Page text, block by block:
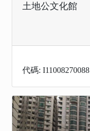
土地公文化館
代碼: I11008270088